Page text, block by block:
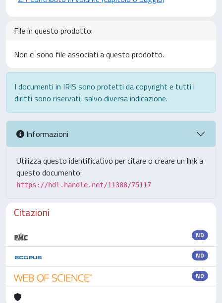
File in questo prodotto:
Non ci sono file associati a questo prodotto.
I documenti in IRIS sono protetti da copyright e tutti i
diritti sono riservati, salvo diversa indicazione.
Informazioni
Utilizza questo identificativo per citare o creare un link a
questo documento:
https://hdl.handle.net/11388/75117
Citazioni
ND
ND
ND